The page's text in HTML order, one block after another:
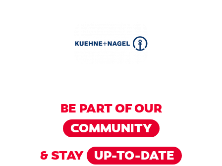
BE PART OF OUR
COMMUNITY
& STAY
UP-TO-DATE